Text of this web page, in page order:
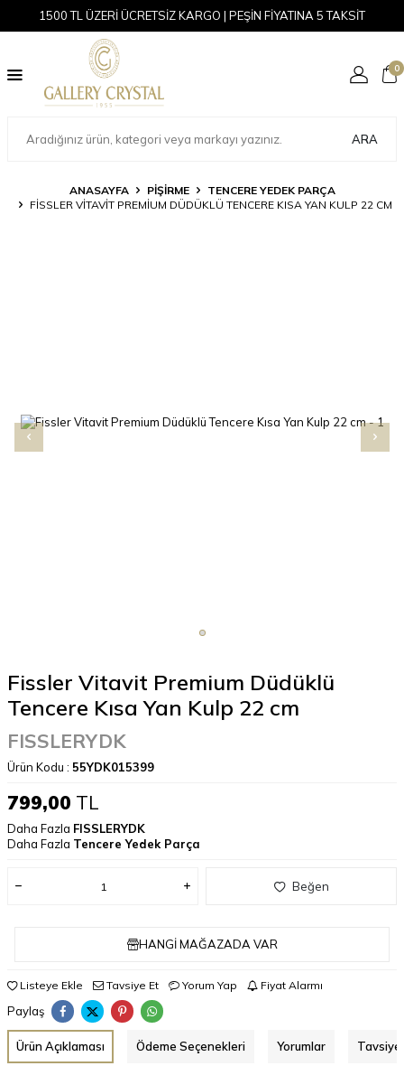
1500 TL ÜZERİ ÜCRETSİZ KARGO | PEŞİN FİYATINA 5 TAKSİT
ARA
0
ANASAYFA PİŞİRME
TENCERE YEDEK PARÇA
FISSLER VITAVIT PREMIUM DÜDÜKLÜ TENCERE KISA YAN KULP 22 CM
Fissler Vitavit Premium Düdüklü
Tencere Kısa Yan Kulp 22 cm
FISSLERYDK
Ürün Kodu : 55YDK015399
799,00 TL
Daha Fazla FISSLERYDK
Daha Fazla Tencere Yedek Parça
Beğen
HANGI MAĞAZADA VAR
Listeye Ekle Tavsiye Et Yorum Yap Fiyat Alarmı
Paylaş
Ürün Açıklaması Ödeme Seçenekleri Yorumlar Tavsiye